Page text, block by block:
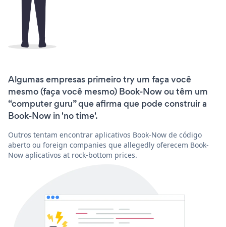
Algumas empresas primeiro try um faça você
mesmo (faça você mesmo) Book-Now ou têm um
“computer guru” que afirma que pode construir a
Book-Now in 'no time'.
Outros tentam encontrar aplicativos Book-Now de código
aberto ou foreign companies que allegedly oferecem Book-
Now aplicativos at rock-bottom prices.